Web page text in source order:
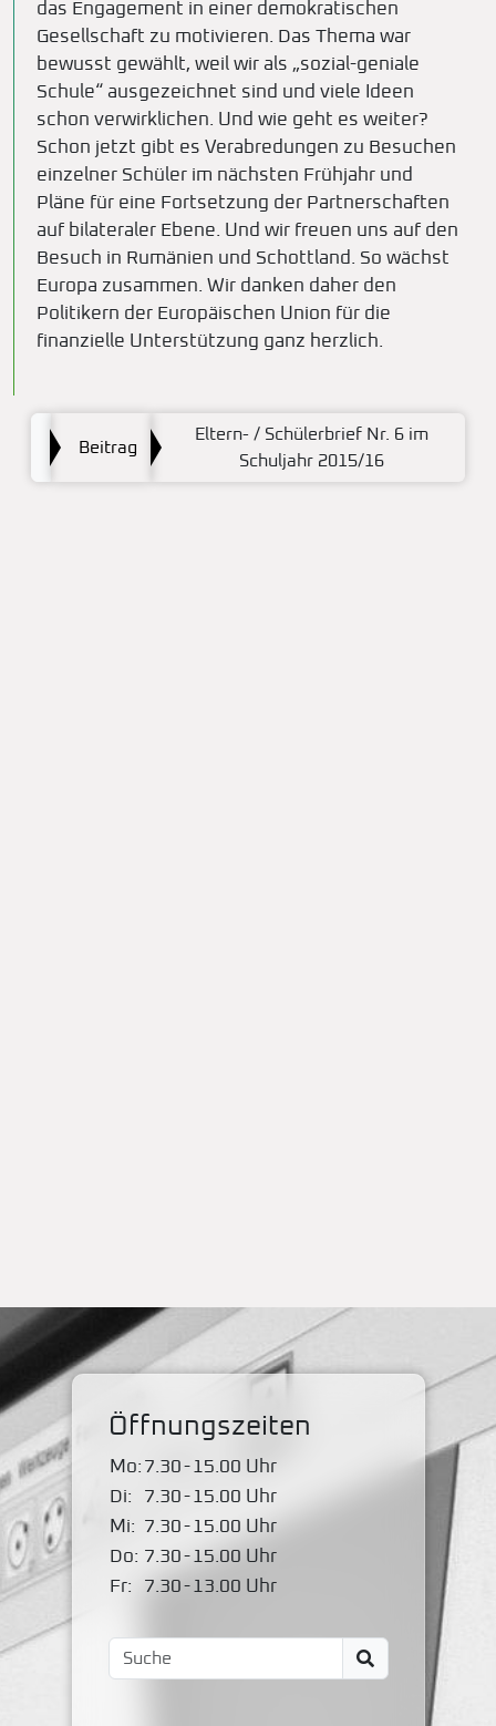
das Engagement in einer demokratischen
Gesellschaft zu motivieren. Das Thema war
bewusst gewählt, weil wir als „sozial-geniale
Schule“ ausgezeichnet sind und viele Ideen
schon verwirklichen. Und wie geht es weiter?
Schon jetzt gibt es Verabredungen zu Besuchen
einzelner Schüler im nächsten Frühjahr und
Pläne für eine Fortsetzung der Partnerschaften
auf bilateraler Ebene. Und wir freuen uns auf den
Besuch in Rumänien und Schottland. So wächst
Europa zusammen. Wir danken daher den
Politikern der Europäischen Union für die
finanzielle Unterstützung ganz herzlich.
Beitrag
Eltern- / Schülerbrief Nr. 6 im
Schuljahr 2015/16
Öffnungszeiten
Mo: 7.30- 15.00 Uhr
Di:
7.30- 15.00 Uhr
Mi: 7.30- 15.00 Uhr
Do: 7.30- 15.00 Uhr
Fr:
7.30- 13.00 Uhr